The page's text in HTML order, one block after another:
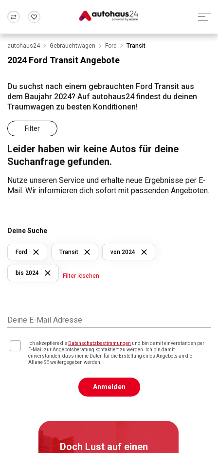
Wir bewerten dein Auto
Alle Fragen & Antworten
Rund um die Inzahlungnahme
Frankfurt Wuppertal
autohaus24 Gebrauchtwagen Ford Transit
2024 Ford Transit Angebote
Du suchst nach einem gebrauchten Ford Transit aus
dem Baujahr 2024? Auf autohaus24 findest du deinen
Traumwagen zu besten Konditionen!
Filter
Leider haben wir keine Autos für deine
Suchanfrage gefunden.
Nutze unseren Service und erhalte neue Ergebnisse per E-
Mail. Wir informieren dich sofort mit passenden Angeboten.
Deine Suche
Ford Transit von 2024
bis 2024 Filter löschen
Deine E-Mail Adresse
Ich akzeptiere die Datenschutzbestimmungen und bin damit einverstanden per
E-Mail zur Angebotsberatung kontaktiert zu werden. Ich bin damit
einverstanden, dass meine Daten für die Erstellung eines Angebots an die
Allane SE weitergegeben werden.
Anmelden
Doch Lust auf einen